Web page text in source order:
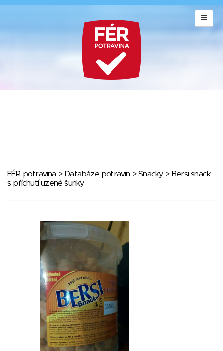
FÉR potravina > Databáze potravin >Snacky> Bersi snack
s příchutí uzené šunky